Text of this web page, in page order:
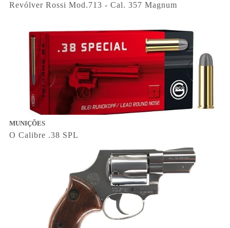
Revólver Rossi Mod.713 - Cal. 357 Magnum
MUNIÇÕES
O Calibre .38 SPL